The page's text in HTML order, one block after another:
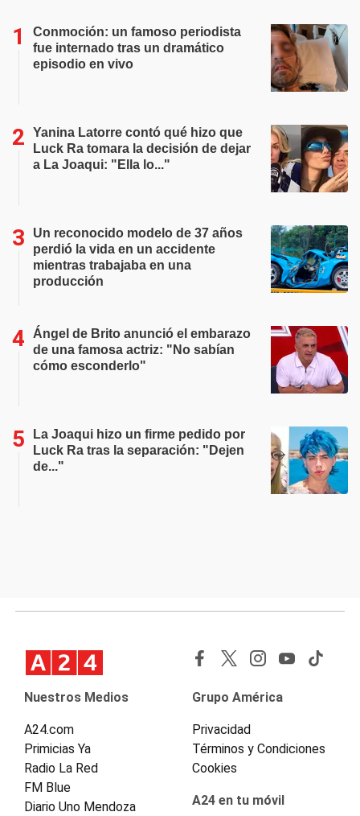
Conmoción: un famoso periodista
fue internado tras un dramático
episodio en vivo
Yanina Latorre contó qué hizo que
Luck Ra tomara la decisión de dejar
a La Joaqui: "Ella lo..."
Un reconocido modelo de 37 años
perdió la vida en un accidente
mientras trabajaba en una
producción
Ángel de Brito anunció el embarazo
de una famosa actriz: "No sabían
cómo esconderlo"
La Joaqui hizo un firme pedido por
Luck Ra tras la separación: "Dejen
de..."
Nuestros Medios
A24.com
Primicias Ya
Radio La Red
FM Blue
Diario Uno Mendoza
Grupo América
Privacidad
Términos y Condiciones
Cookies
A24 en tu móvil